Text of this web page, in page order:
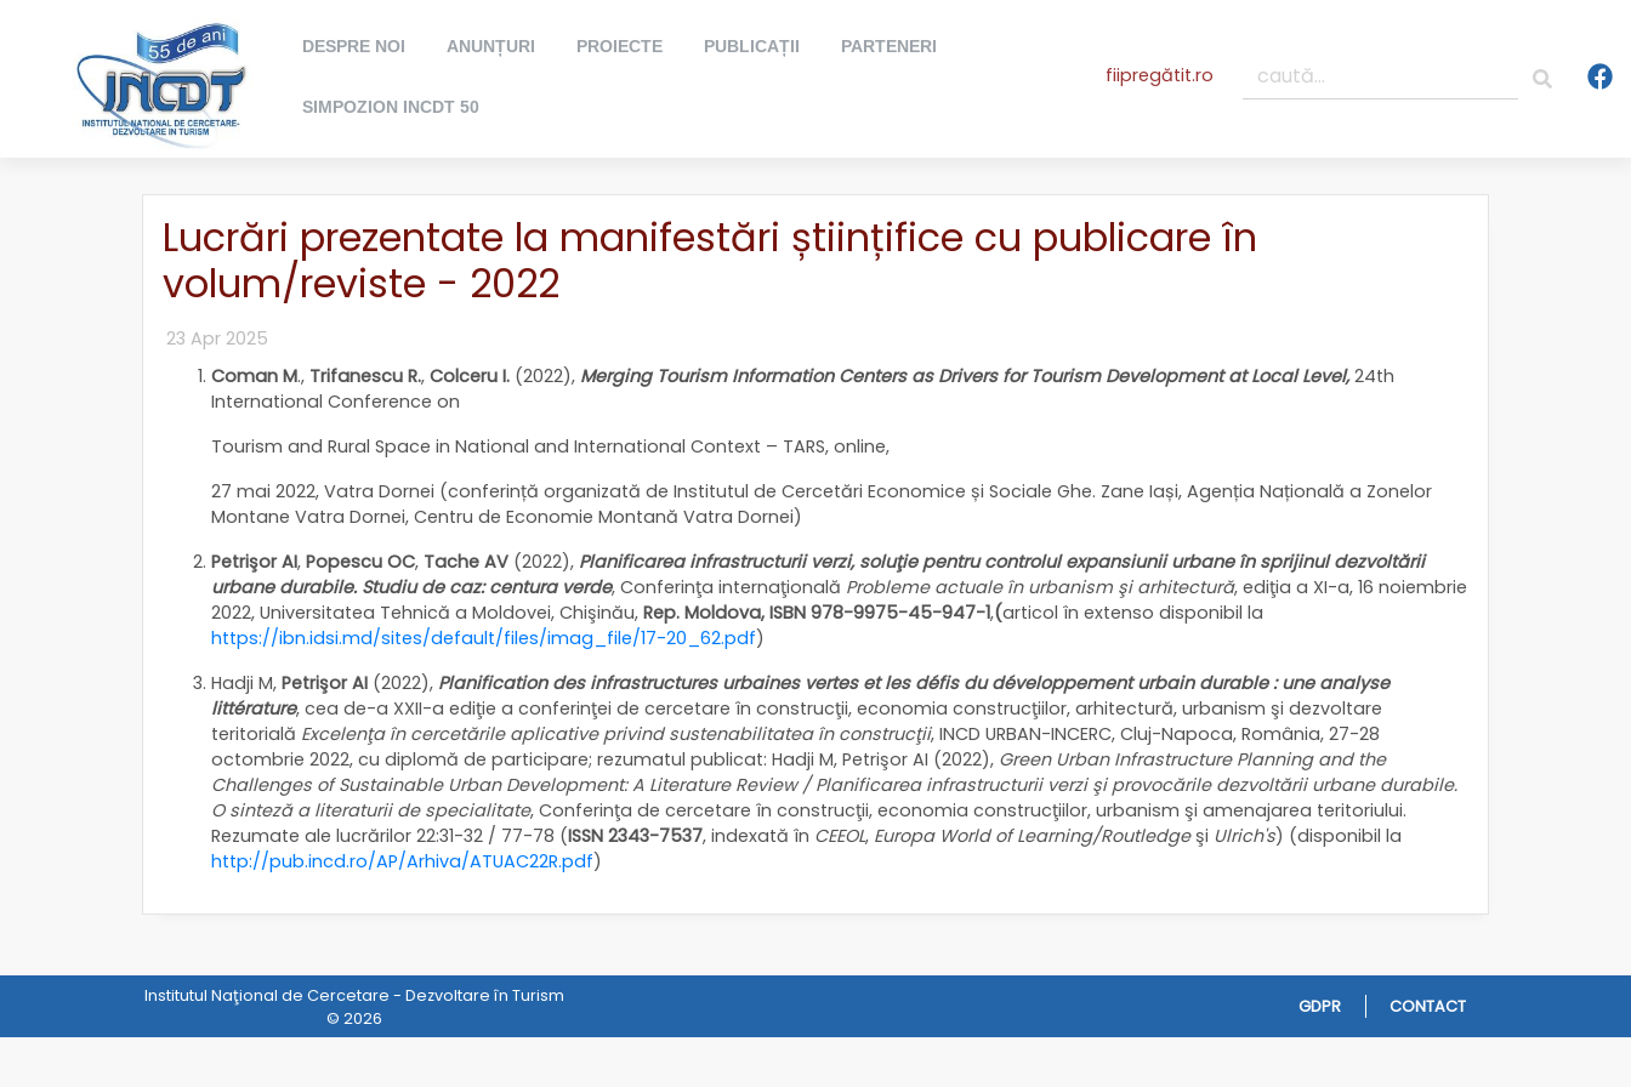
DESPRE NOI ANUNȚURI PROIECTE PUBLICAȚII PARTENERI
SIMPOZION INCDT 50
fiipregătit.ro
Lucrări prezentate la manifestări științifice cu publicare în
volum/reviste - 2022
23 Apr 2025
Coman M., Trifanescu R., Colceru I. (2022), Merging Tourism Information Centers as Drivers for Tourism Development at Local Level,24th
International Conference on
Tourism and Rural Space in National and International Context – TARS, online,
27 mai 2022, Vatra Dornei (conferință organizată de Institutul de Cercetări Economice și Sociale Ghe. Zane Iași, Agenția Națională a Zonelor
Montane Vatra Dornei, Centru de Economie Montană Vatra Dornei)
Petrişor AI, Popescu OC, Tache AV (2022), Planificarea infrastructurii verzi, soluţie pentru controlul expansiunii urbane în sprijinul dezvoltării
urbane durabile. Studiu de caz: centura verde, Conferinţa internaţională Probleme actuale în urbanism şi arhitectură, ediţia a XI-a, 16 noiembrie
2022, Universitatea Tehnică a Moldovei, Chişinău, Rep. Moldova, ISBN 978-9975-45-947-1,(articol în extenso disponibil la
https://ibn.idsi.md/sites/default/files/imag_file/17-20_62.pdf)
Hadji M, Petrişor AI (2022), Planification des infrastructures urbaines vertes et les défis du développement urbain durable : une analyse
littérature, cea de-a XXII-a ediţie a conferinţei de cercetare în construcţii, economia construcţiilor, arhitectură, urbanism şi dezvoltare
teritorială Excelenţa în cercetările aplicative privind sustenabilitatea în construcţii, INCD URBAN-INCERC, Cluj-Napoca, România, 27-28
octombrie 2022, cu diplomă de participare; rezumatul publicat: Hadji M, Petrişor AI (2022), Green Urban Infrastructure Planning and the
Challenges of Sustainable Urban Development: A Literature Review / Planificarea infrastructurii verzi şi provocările dezvoltării urbane durabile.
O sinteză a literaturii de specialitate, Conferinţa de cercetare în construcţii, economia construcţiilor, urbanism şi amenajarea teritoriului.
Rezumate ale lucrărilor 22:31-32 / 77-78 (ISSN 2343-7537, indexată în CEEOL, Europa World of Learning/Routledgeşi Ulrich's) (disponibil la
http://pub.incd.ro/AP/Arhiva/ATUAC22R.pdf)
Institutul Naţional de Cercetare - Dezvoltare în Turism
© 2026
GDPR CONTACT